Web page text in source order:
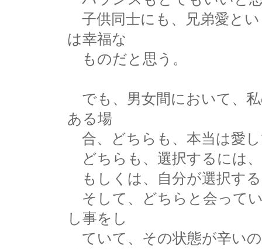
子供同士にも、兄弟愛と
は幸福な
ものだと思う。
でも、男女間において、
ある場
合、どちらも、本当は愛
どちらも、選択するには
もしくは、自分が選択す
そして、どちらと会って
し事をし
ていて、その状態が辛い